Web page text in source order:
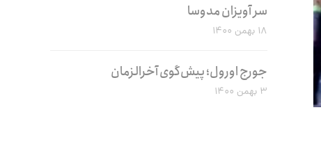
سر آویزان مدوسا
۱۸ بهمن ۱۴۰۰
جورج اورول؛ پیش‌گوی آخرالزمان
۳ بهمن ۱۴۰۰